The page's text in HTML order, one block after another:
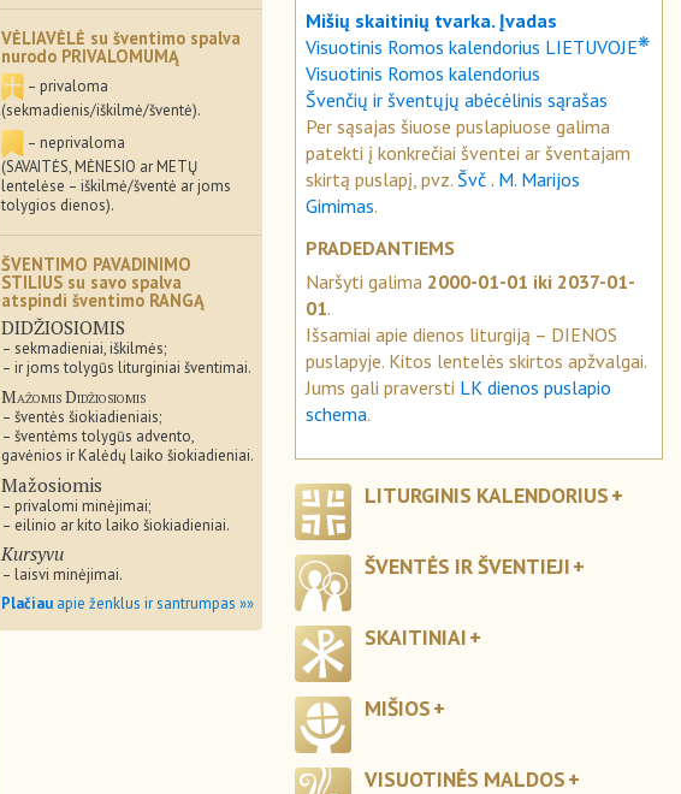
VĖLIAVĖLĖ su šventimo spalva
nurodo PRIVALOMUMĄ
– privaloma
(sekmadienis/iškilmė/šventė).
– neprivaloma
(SAVAITĖS, MĖNESIO ar METŲ
lentelėse – iškilmė/šventė ar joms
tolygios dienos).
ŠVENTIMO PAVADINIMO
STILIUS su savo spalva
atspindi šventimo RANGĄ
DIDŽIOSIOMIS
– sekmadieniai, iškilmės;
– ir joms tolygūs liturginiai šventimai.
Mažomis Didžiosiomis
– šventės šiokiadieniais;
– šventėms tolygūs advento,
gavėnios ir Kalėdų laiko šiokiadieniai.
Mažosiomis
– privalomi minėjimai;
– eilinio ar kito laiko šiokiadieniai.
Kursyvu
– laisvi minėjimai.
Plačiau apie ženklus ir santrumpas »»
Mišių skaitinių tvarka. Įvadas
Visuotinis Romos kalendorius LIETUVOJE❋
Visuotinis Romos kalendorius
Švenčių ir šventųjų abėcėlinis sąrašas
Per sąsajas šiuose puslapiuose galima
patekti į konkrečiai šventei ar šventajam
skirtą puslapį, pvz. Švč . M. Marijos
Gimimas.
PRADEDANTIEMS
Naršyti galima 2000-01-01 iki 2037-01-
01.
Išsamiai apie dienos liturgiją – DIENOS
puslapyje. Kitos lentelės skirtos apžvalgai.
Jums gali praversti LK dienos puslapio
schema.
LITURGINIS KALENDORIUS
ŠVENTĖS IR ŠVENTIEJI
SKAITINIAI
MIŠIOS
VISUOTINĖS MALDOS